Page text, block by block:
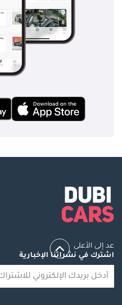
عد إلى الأعلى
اشترك في نشراتنا الإخبارية